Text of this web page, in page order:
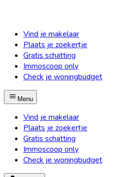
Vind je makelaar
Plaats je zoekertje
Gratis schatting
Immoscoop only
Check je woningbudget
Menu
Vind je makelaar
Plaats je zoekertje
Gratis schatting
Immoscoop only
Check je woningbudget